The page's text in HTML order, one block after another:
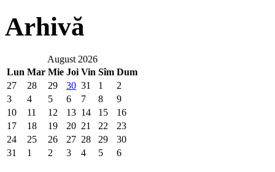
Arhivă
August 2026
Lun Mar Mie Joi Vin Sîm Dum
27
28 29 30 31 1
2
3
4 5 6 7 8
9
10
11 12 13 14 15
16
17
18 19 20 21 22
23
24
25 26 27 28 29
30
31
1 2 3 4 5 6